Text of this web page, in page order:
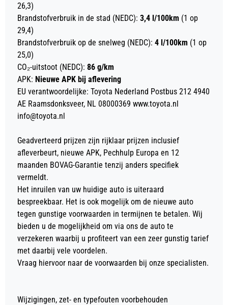
26,3)
Brandstofverbruik in de stad (NEDC): 3,4 l/100km (1 op
29,4)
Brandstofverbruik op de snelweg (NEDC): 4 l/100km (1 op
25,0)
CO₂-uitstoot (NEDC): 86 g/km
APK: Nieuwe APK bij aflevering
EU verantwoordelijke: Toyota Nederland Postbus 212 4940
AE Raamsdonksveer, NL 08000369 www.toyota.nl
info@toyota.nl
Geadverteerd prijzen zijn rijklaar prijzen inclusief
afleverbeurt, nieuwe APK, Pechhulp Europa en 12
maanden BOVAG-Garantie tenzij anders specifiek
vermeldt.
Het inruilen van uw huidige auto is uiteraard
bespreekbaar. Het is ook mogelijk om de nieuwe auto
tegen gunstige voorwaarden in termijnen te betalen. Wij
bieden u de mogelijkheid om via ons de auto te
verzekeren waarbij u profiteert van een zeer gunstig tarief
met daarbij vele voordelen.
Vraag hiervoor naar de voorwaarden bij onze specialisten.
Wijzigingen, zet- en typefouten voorbehouden